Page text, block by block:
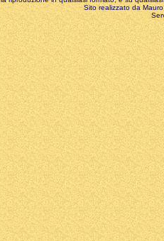
Sito realizzato da